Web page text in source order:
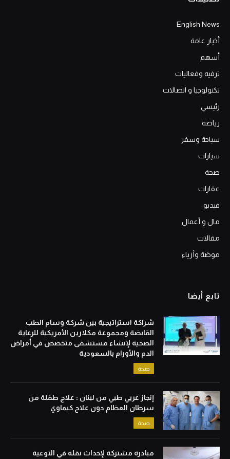
English News
أخبار عامة
أسهم
ترفيه وفعاليات
تكنولوجيا و اتصالات
رئيسي
رياضة
سياحة وسفر
سيارات
صحة
عقارات
فيديو
مال و أعمال
مقالات
موضة وأزياء
تابع أيضا
شراكة استراتيجية بين شركة وسام الطب
القابضة ومجموعة مكلارين الأمريكية للرعاية
الصحية لإنشاء مستشفى متخصص في أمراض
الدم والأورام بالسعودية
صحة
إنجاز عربي طبي من لبنان : علاج طفلة من
سرطان العظام دون علاج كيماوي
صحة
مبادرة مشتركة لإحداث نقلة في التوعية